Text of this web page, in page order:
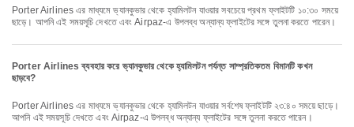
Porter Airlines এর মাধ্যমে ভ্যানকুভার থেকে হ্যামিলটন যাওয়ার সবচেয়ে প্রথম ফ্লাইটটি ১০:৩০ সময়ে
ছাড়ে। আপনি এই সময়সূচি দেখতে এবং Airpaz-এ উপলব্ধ অন্যান্য ফ্লাইটের সঙ্গে তুলনা করতে পারেন।
Porter Airlines ব্যবহার করে ভ্যানকুভার থেকে হ্যামিলটন পর্যন্ত সাম্প্রতিকতম বিমানটি কখন
ছাড়বে?
Porter Airlines এর মাধ্যমে ভ্যানকুভার থেকে হ্যামিলটন যাওয়ার সর্বশেষ ফ্লাইটটি ২৩:৪০ সময়ে ছাড়ে।
আপনি এই সময়সূচি দেখতে এবং Airpaz-এ উপলব্ধ অন্যান্য ফ্লাইটের সঙ্গে তুলনা করতে পারেন।